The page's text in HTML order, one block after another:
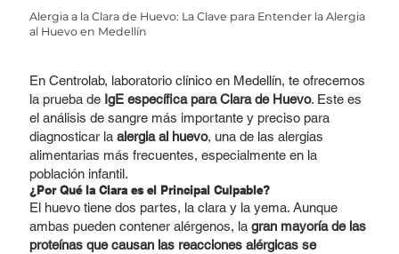
Alergia a la Clara de Huevo: La Clave para Entender la Alergia
al Huevo en Medellín
En Centrolab, laboratorio clínico en Medellín, te ofrecemos
la prueba de IgE específica para Clara de Huevo. Este es
el análisis de sangre más importante y preciso para
diagnosticar la alergia al huevo, una de las alergias
alimentarias más frecuentes, especialmente en la
población infantil.
¿Por Qué la Clara es el Principal Culpable?
El huevo tiene dos partes, la clara y la yema. Aunque
ambas pueden contener alérgenos, la gran mayoría de las
proteínas que causan las reacciones alérgicas se